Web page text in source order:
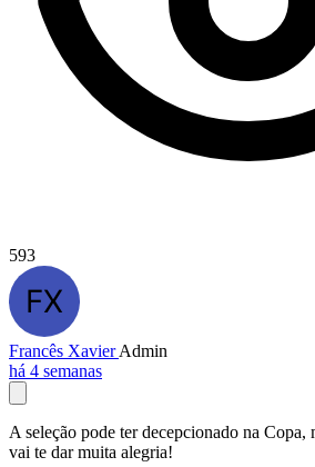
593
Francês XavierAdmin
há 4 semanas
A seleção pode ter decepcionado na Copa,
vai te dar muita alegria!